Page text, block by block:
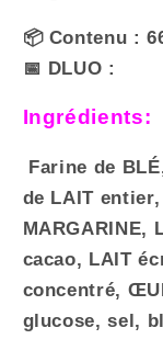
📦 Contenu :
📅 DLUO :
Ingrédients:
Farine de
de LAIT
MARGARINE,
cacao, LAIT
concentré,
glucose, sel,